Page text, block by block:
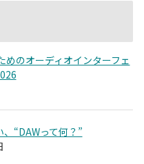
めのオーディオインターフェ
“DAWって何？”